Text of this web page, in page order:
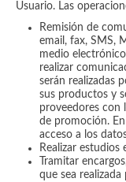
Usuario. Las
Remisión de
email, fax, SMS,
medio
realizar
serán realizadas
sus productos y
proveedores con
de promoción.
acceso a los
Realizar estudios
Tramitar
que sea